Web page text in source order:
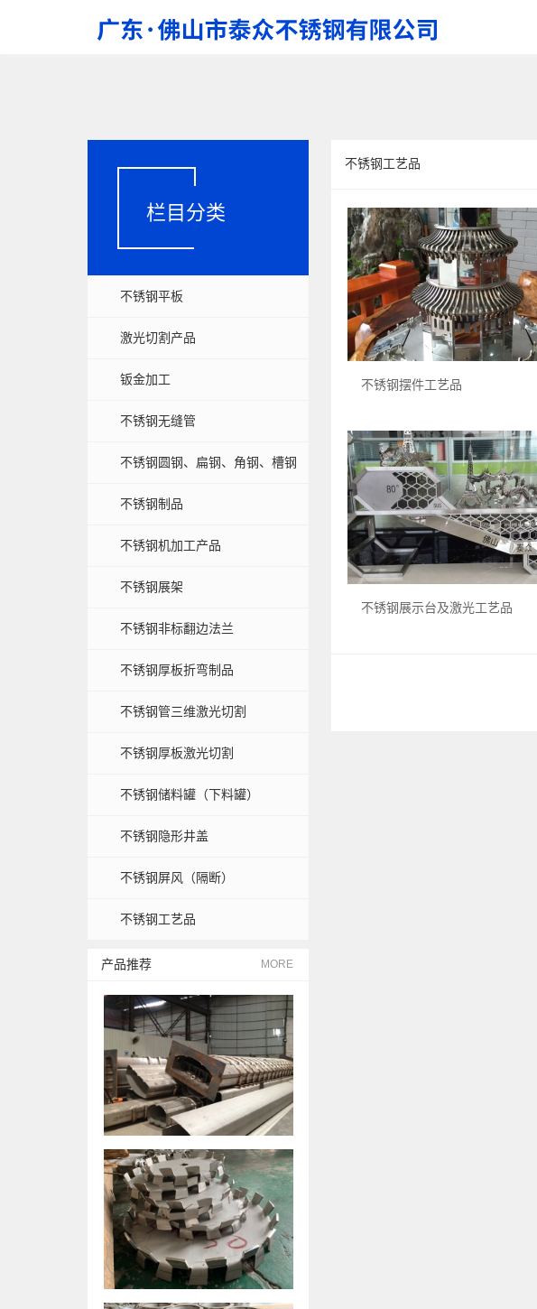
栏目分类
不锈钢平板
激光切割产品
钣金加工
不锈钢无缝管
不锈钢圆钢、扁钢、角钢、槽钢
不锈钢制品
不锈钢机加工产品
不锈钢展架
不锈钢非标翻边法兰
不锈钢厚板折弯制品
不锈钢管三维激光切割
不锈钢厚板激光切割
不锈钢储料罐（下料罐）
不锈钢隐形井盖
不锈钢屏风（隔断）
不锈钢工艺品
产品推荐 MORE
不锈钢工艺品
不锈钢摆件工艺品
不锈钢展示台及激光工艺品